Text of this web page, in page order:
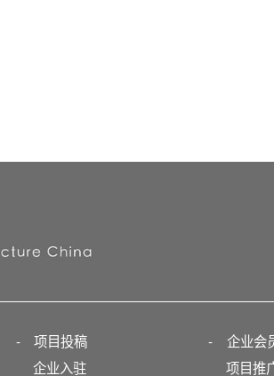
-
项目投稿
企业入驻
-
企业会
项目推